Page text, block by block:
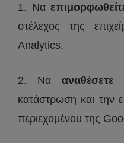
1. Να
στέλεχος της
Analytics.
2. Να αναθέσετε
κατάστρωση και την
περιεχομένου της